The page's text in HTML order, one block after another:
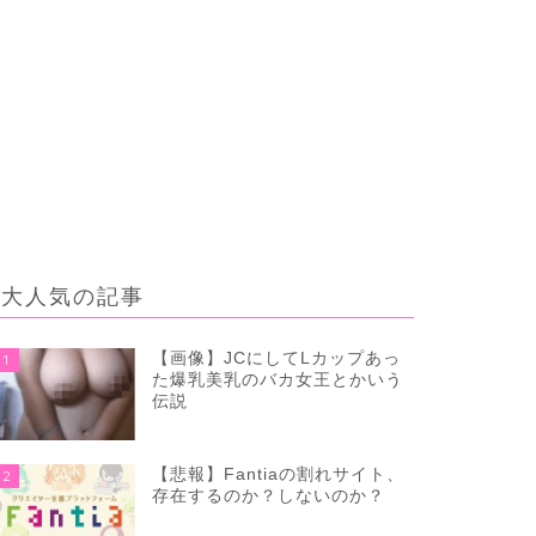
大人気の記事
1
【画像】JCにしてLカップあっ
た爆乳美乳のバカ女王とかいう
伝説
2
【悲報】Fantiaの割れサイト、
存在するのか？しないのか？